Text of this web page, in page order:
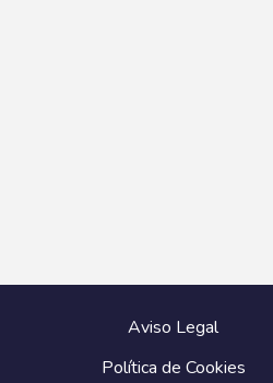
Aviso Legal
Política de Cookies